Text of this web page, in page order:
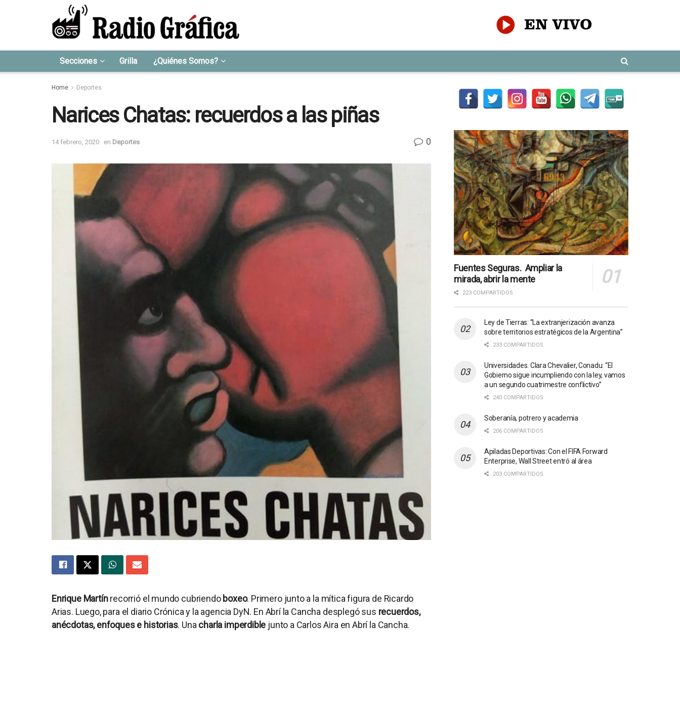
Secciones Grilla ¿Quiénes Somos?
Home Deportes
Narices Chatas: recuerdos a las piñas
14 febrero, 2020 en Deportes 0
Enrique Martínrecorrió el mundo cubriendo boxeo. Primero junto a la mítica figura de Ricardo
Arias. Luego, para el diario Crónica y la agencia DyN. En Abrí la Cancha desplegó sus recuerdos,
anécdotas, enfoques e historias. Unacharla imperdible junto a Carlos Aira en Abrí la Cancha.
Fuentes Seguras. Ampliar la
mirada, abrir la mente
223 COMPARTIDOS
Ley de Tierras: “La extranjerización avanza
sobre territorios estratégicos de la Argentina”
233 COMPARTIDOS
Universidades. Clara Chevalier, Conadu: “El
Gobierno sigue incumpliendo con la ley, vamos
a un segundo cuatrimestre conflictivo”
240 COMPARTIDOS
Soberanía, potrero y academia
206 COMPARTIDOS
Apiladas Deportivas: Con el FIFA Forward
Enterprise, Wall Street entró al área
203 COMPARTIDOS